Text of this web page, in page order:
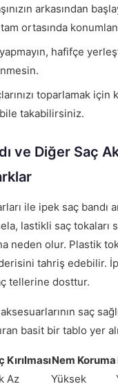
arkasından
ortasında
yapmayın, hafifçe
toparlamak
takabilirsiniz.
ve Diğer Saç
ile ipek saç bandı
lastikli saç tokaları
neden olur. Plastik
tahriş edebilir.
tellerine dosttur.
saç
basit bir tablo yer
KırılmasıNem Koruma
Az Yüksek